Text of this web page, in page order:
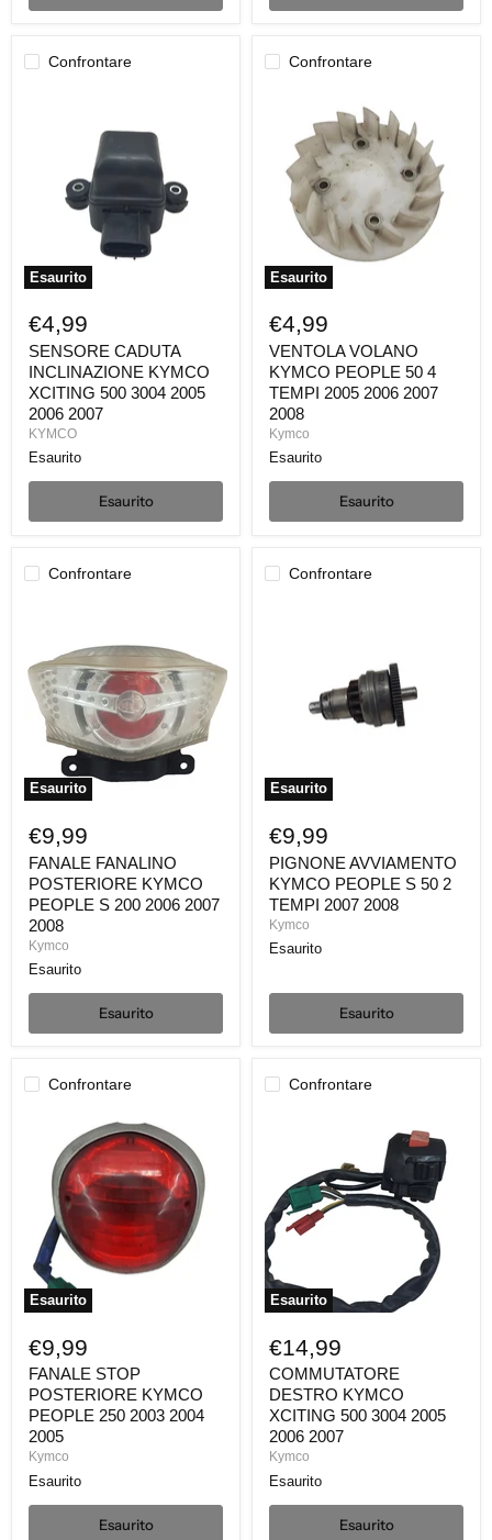
Confrontare
Esaurito
INCLINAZIONE
€4,99
SENSORE CADUTA
INCLINAZIONE KYMCO
XCITING 500 3004 2005
2006 2007
KYMCO
Esaurito
Esaurito
Confrontare
Esaurito
KYMCO
PEOPLE
TEMPI
2005
2008
€4,99
VENTOLA VOLANO
KYMCO PEOPLE 50 4
TEMPI 2005 2006 2007
2008
Kymco
Esaurito
Esaurito
Confrontare
Esaurito
POSTERIORE
KYMCO
PEOPLE
S
200
2006
2007
€9,99
FANALE FANALINO
POSTERIORE KYMCO
PEOPLE S 200 2006 2007
2008
Kymco
Esaurito
Esaurito
Confrontare
Esaurito
€9,99
PIGNONE AVVIAMENTO
KYMCO PEOPLE S 50 2
TEMPI 2007 2008
Kymco
Esaurito
Esaurito
Confrontare
Esaurito
POSTERIORE
KYMCO
PEOPLE
2003
2004
2005
€9,99
FANALE STOP
POSTERIORE KYMCO
PEOPLE 250 2003 2004
2005
Kymco
Esaurito
Esaurito
Confrontare
Esaurito
XCITING
500
3004
2005
2006
2007
€14,99
COMMUTATORE
DESTRO KYMCO
XCITING 500 3004 2005
2006 2007
Kymco
Esaurito
Esaurito